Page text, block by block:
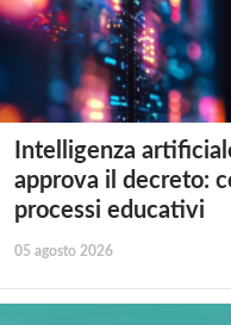
Intelligenza
approva il decreto:
processi educativi
05 agosto 2026